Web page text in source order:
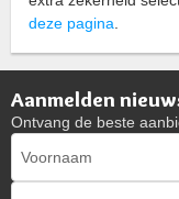
deze pagina
Aanmelden
Ontvang de beste